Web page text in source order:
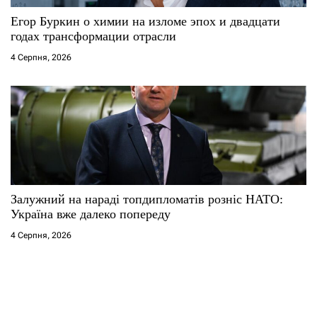
Егор Буркин о химии на изломе эпох и двадцати
годах трансформации отрасли
4 Серпня, 2026
Залужний на нараді топдипломатів розніс НАТО:
Україна вже далеко попереду
4 Серпня, 2026